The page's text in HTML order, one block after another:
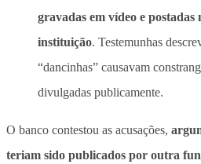
gravadas em vídeo e postadas
instituição. Testemunhas
“dancinhas” causavam
divulgadas publicamente.
O banco contestou as acusações,
teriam sido publicados por outra